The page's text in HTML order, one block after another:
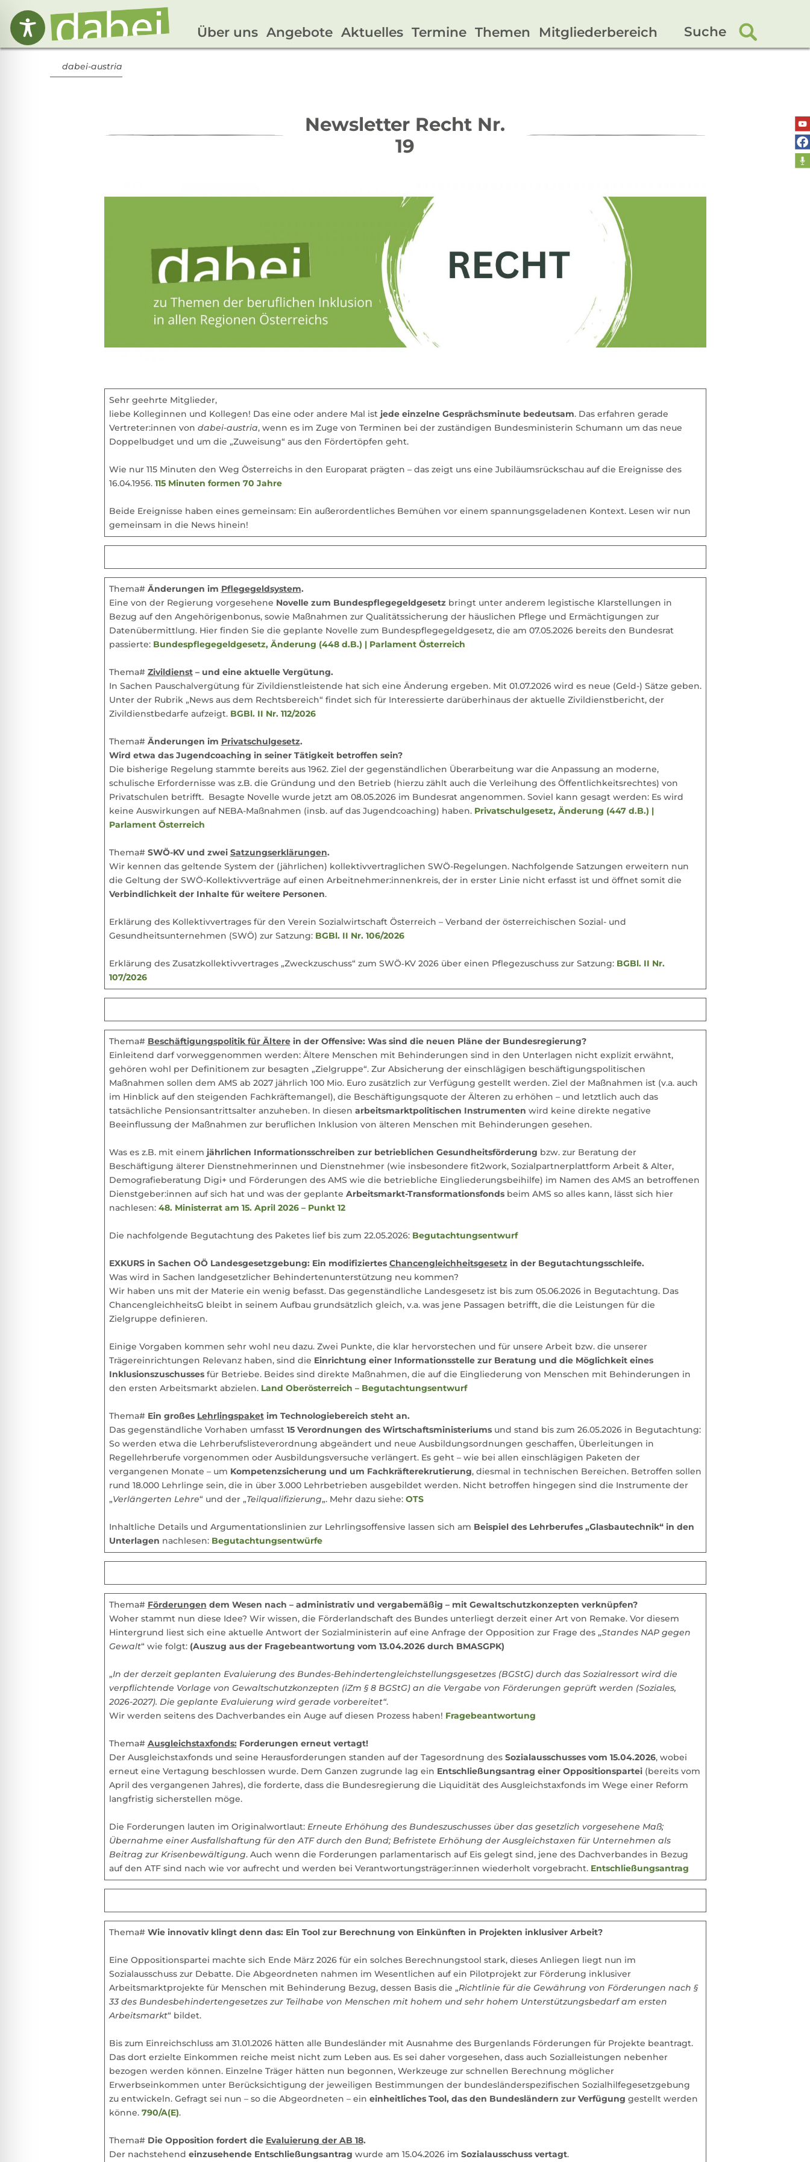
Suche
Über uns Angebote Aktuelles Termine Themen Mitgliederbereich
dabei-austria
Newsletter Recht Nr.
19
Sehr geehrte Mitglieder,
liebe Kolleginnen und Kollegen! Das eine oder andere Mal ist jede einzelne Gesprächsminute bedeutsam. Das erfahren gerade
Vertreter:innen von dabei-austria, wenn es im Zuge von Terminen bei der zuständigen Bundesministerin Schumann um das neue
Doppelbudget und um die „Zuweisung“ aus den Fördertöpfen geht.
Wie nur 115 Minuten den Weg Österreichs in den Europarat prägten – das zeigt uns eine Jubiläumsrückschau auf die Ereignisse des
16.04.1956. 115 Minuten formen 70 Jahre
Beide Ereignisse haben eines gemeinsam: Ein außerordentliches Bemühen vor einem spannungsgeladenen Kontext. Lesen wir nun
gemeinsam in die News hinein!
Thema# Änderungen im Pflegegeldsystem.
Eine von der Regierung vorgesehene Novelle zum Bundespflegegeldgesetzbringt unter anderem legistische Klarstellungen in
Bezug auf den Angehörigenbonus, sowie Maßnahmen zur Qualitätssicherung der häuslichen Pflege und Ermächtigungen zur
Datenübermittlung. Hier finden Sie die geplante Novelle zum Bundespflegegeldgesetz, die am 07.05.2026 bereits den Bundesrat
passierte: Bundespflegegeldgesetz, Änderung (448 d.B.) | Parlament Österreich
Thema# Zivildienst– und eine aktuelle Vergütung.
In Sachen Pauschalvergütung für Zivildienstleistende hat sich eine Änderung ergeben. Mit 01.07.2026 wird es neue (Geld-) Sätze geben.
Unter der Rubrik „News aus dem Rechtsbereich“ findet sich für Interessierte darüberhinaus der aktuelle Zivildienstbericht, der
Zivildienstbedarfe aufzeigt. BGBl. II Nr. 112/2026
Thema# Änderungen im Privatschulgesetz.
Wird etwa das Jugendcoaching in seiner Tätigkeit betroffen sein?
Die bisherige Regelung stammte bereits aus 1962. Ziel der gegenständlichen Überarbeitung war die Anpassung an moderne,
schulische Erfordernisse was z.B. die Gründung und den Betrieb (hierzu zählt auch die Verleihung des Öffentlichkeitsrechtes) von
Privatschulen betrifft. Besagte Novelle wurde jetzt am 08.05.2026 im Bundesrat angenommen. Soviel kann gesagt werden: Es wird
keine Auswirkungen auf NEBA-Maßnahmen (insb. auf das Jugendcoaching) haben. Privatschulgesetz, Änderung (447 d.B.) |
Parlament Österreich
Thema# SWÖ-KV und zwei Satzungserklärungen.
Wir kennen das geltende System der (jährlichen) kollektivvertraglichen SWÖ-Regelungen. Nachfolgende Satzungen erweitern nun
die Geltung der SWÖ-Kollektivverträge auf einen Arbeitnehmer:innenkreis, der in erster Linie nicht erfasst ist und öffnet somit die
Verbindlichkeit der Inhalte für weitere Personen.
Erklärung des Kollektivvertrages für den Verein Sozialwirtschaft Österreich – Verband der österreichischen Sozial- und
Gesundheitsunternehmen (SWÖ) zur Satzung: BGBl. II Nr. 106/2026
Erklärung des Zusatzkollektivvertrages „Zweckzuschuss“ zum SWÖ‐KV 2026 über einen Pflegezuschuss zur Satzung: BGBl. II Nr.
107/2026
Thema# Beschäftigungspolitik für Älterein der Offensive: Was sind die neuen Pläne der Bundesregierung?
Einleitend darf vorweggenommen werden: Ältere Menschen mit Behinderungen sind in den Unterlagen nicht explizit erwähnt,
gehören wohl per Definitionem zur besagten „Zielgruppe“. Zur Absicherung der einschlägigen beschäftigungspolitischen
Maßnahmen sollen dem AMS ab 2027 jährlich 100 Mio. Euro zusätzlich zur Verfügung gestellt werden. Ziel der Maßnahmen ist (v.a. auch
im Hinblick auf den steigenden Fachkräftemangel), die Beschäftigungsquote der Älteren zu erhöhen – und letztlich auch das
tatsächliche Pensionsantrittsalter anzuheben. In diesen arbeitsmarktpolitischen Instrumenten wird keine direkte negative
Beeinflussung der Maßnahmen zur beruflichen Inklusion von älteren Menschen mit Behinderungen gesehen.
Was es z.B. mit einem jährlichen Informationsschreiben zur betrieblichen Gesundheitsförderung bzw. zur Beratung der
Beschäftigung älterer Dienstnehmerinnen und Dienstnehmer (wie insbesondere fit2work, Sozialpartnerplattform Arbeit & Alter,
Demografieberatung Digi+ und Förderungen des AMS wie die betriebliche Eingliederungsbeihilfe) im Namen des AMS an betroffenen
Dienstgeber:innen auf sich hat und was der geplante Arbeitsmarkt-Transformationsfondsbeim AMS so alles kann, lässt sich hier
nachlesen: 48. Ministerrat am 15. April 2026 – Punkt 12
Die nachfolgende Begutachtung des Paketes lief bis zum 22.05.2026: Begutachtungsentwurf
EXKURS in Sachen OÖ Landesgesetzgebung: Ein modifiziertes Chancengleichheitsgesetzin der Begutachtungsschleife.
Was wird in Sachen landgesetzlicher Behindertenunterstützung neu kommen?
Wir haben uns mit der Materie ein wenig befasst. Das gegenständliche Landesgesetz ist bis zum 05.06.2026 in Begutachtung. Das
ChancengleichheitsG bleibt in seinem Aufbau grundsätzlich gleich, v.a. was jene Passagen betrifft, die die Leistungen für die
Zielgruppe definieren.
Einige Vorgaben kommen sehr wohl neu dazu. Zwei Punkte, die klar hervorstechen und für unsere Arbeit bzw. die unserer
Trägereinrichtungen Relevanz haben, sind die Einrichtung einer Informationsstelle zur Beratung und die Möglichkeit eines
Inklusionszuschussesfür Betriebe. Beides sind direkte Maßnahmen, die auf die Eingliederung von Menschen mit Behinderungen in
den ersten Arbeitsmarkt abzielen. Land Oberösterreich – Begutachtungsentwurf
Thema# Ein großes Lehrlingspaketim Technologiebereich steht an.
Das gegenständliche Vorhaben umfasst 15 Verordnungen des Wirtschaftsministeriumsund stand bis zum 26.05.2026 in Begutachtung:
So werden etwa die Lehrberufslisteverordnung abgeändert und neue Ausbildungsordnungen geschaffen, Überleitungen in
Regellehrberufe vorgenommen oder Ausbildungsversuche verlängert. Es geht – wie bei allen einschlägigen Paketen der
vergangenen Monate – um Kompetenzsicherung und um Fachkräfterekrutierung, diesmal in technischen Bereichen. Betroffen sollen
rund 18.000 Lehrlinge sein, die in über 3.000 Lehrbetrieben ausgebildet werden. Nicht betroffen hingegen sind die Instrumente der
„Verlängerten Lehre“ und der „Teilqualifizierung„. Mehr dazu siehe: OTS
Inhaltliche Details und Argumentationslinien zur Lehrlingsoffensive lassen sich am Beispiel des Lehrberufes „Glasbautechnik“ in den
Unterlagen nachlesen: Begutachtungsentwürfe
Thema# Förderungen dem Wesen nach – administrativ und vergabemäßig – mit Gewaltschutzkonzepten verknüpfen?
Woher stammt nun diese Idee? Wir wissen, die Förderlandschaft des Bundes unterliegt derzeit einer Art von Remake. Vor diesem
Hintergrund liest sich eine aktuelle Antwort der Sozialministerin auf eine Anfrage der Opposition zur Frage des „Standes NAP gegen
Gewalt“ wie folgt: (Auszug aus der Fragebeantwortung vom 13.04.2026 durch BMASGPK)
„In der derzeit geplanten Evaluierung des Bundes-Behindertengleichstellungsgesetzes (BGStG) durch das Sozialressort wird die
verpflichtende Vorlage von Gewaltschutzkonzepten (iZm § 8 BGStG) an die Vergabe von Förderungen geprüft werden (Soziales,
2026-2027). Die geplante Evaluierung wird gerade vorbereitet“.
Wir werden seitens des Dachverbandes ein Auge auf diesen Prozess haben! Fragebeantwortung
Thema# Ausgleichstaxfonds: Forderungen erneut vertagt!
Der Ausgleichstaxfonds und seine Herausforderungen standen auf der Tagesordnung desSozialausschusses vom 15.04.2026, wobei
erneut eine Vertagung beschlossen wurde. Dem Ganzen zugrunde lag ein Entschließungsantrag einer Oppositionspartei(bereits vom
April des vergangenen Jahres), die forderte, dass die Bundesregierung die Liquidität des Ausgleichstaxfonds im Wege einer Reform
langfristig sicherstellen möge.
Die Forderungen lauten im Originalwortlaut: Erneute Erhöhung des Bundeszuschusses über das gesetzlich vorgesehene Maß;
Übernahme einer Ausfallshaftung für den ATF durch den Bund; Befristete Erhöhung der Ausgleichstaxen für Unternehmen als
Beitrag zur Krisenbewältigung. Auch wenn die Forderungen parlamentarisch auf Eis gelegt sind, jene des Dachverbandes in Bezug
auf den ATF sind nach wie vor aufrecht und werden bei Verantwortungsträger:innen wiederholt vorgebracht. Entschließungsantrag
Thema# Wie innovativ klingt denn das: Ein Tool zur Berechnung von Einkünften in Projekten inklusiver Arbeit?
Eine Oppositionspartei machte sich Ende März 2026 für ein solches Berechnungstool stark, dieses Anliegen liegt nun im
Sozialausschuss zur Debatte. Die Abgeordneten nahmen im Wesentlichen auf ein Pilotprojekt zur Förderung inklusiver
Arbeitsmarktprojekte für Menschen mit Behinderung Bezug, dessen Basis die „Richtlinie für die Gewährung von Förderungen nach §
33 des Bundesbehindertengesetzes zur Teilhabe von Menschen mit hohem und sehr hohem Unterstützungsbedarf am ersten
Arbeitsmarkt“ bildet.
Bis zum Einreichschluss am 31.01.2026 hätten alle Bundesländer mit Ausnahme des Burgenlands Förderungen für Projekte beantragt.
Das dort erzielte Einkommen reiche meist nicht zum Leben aus. Es sei daher vorgesehen, dass auch Sozialleistungen nebenher
bezogen werden können. Einzelne Träger hätten nun begonnen, Werkzeuge zur schnellen Berechnung möglicher
Erwerbseinkommen unter Berücksichtigung der jeweiligen Bestimmungen der bundesländerspezifischen Sozialhilfegesetzgebung
zu entwickeln. Gefragt sei nun – so die Abgeordneten – ein einheitliches Tool, das den Bundesländern zur Verfügung gestellt werden
könne. 790/A(E).
Thema# Die Opposition fordert die Evaluierung der AB 18.
Der nachstehend einzusehende Entschließungsantrag wurde am 15.04.2026 im Sozialausschuss vertagt.